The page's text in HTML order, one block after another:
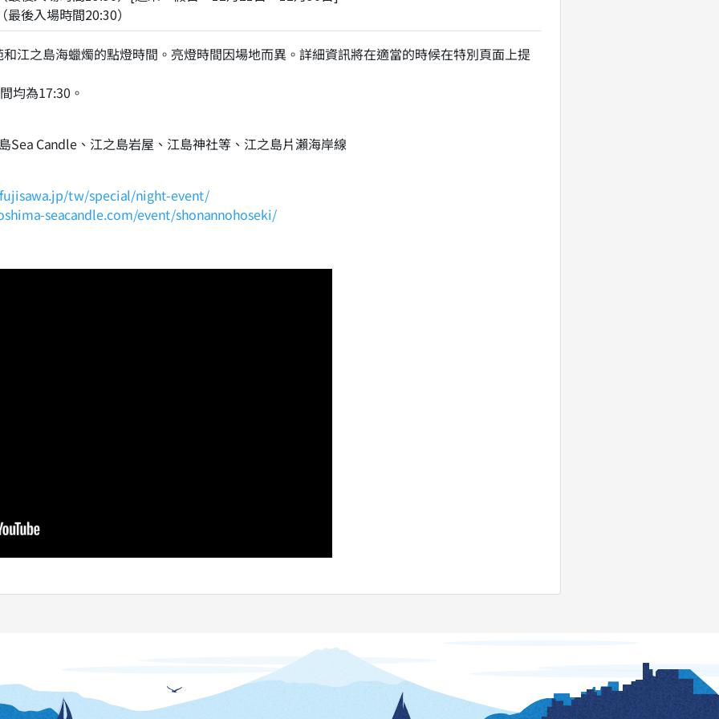
後入場時間20:30）
江之島海蠟燭的點燈時間。亮燈時間因場地而異。詳細資訊將在適當的時候在特別頁面上提
均為17:30。
Sea Candle、江之島岩屋、江島神社等、江之島片瀨海岸線
tw/special/night-event/
seacandle.com/event/shonannohoseki/